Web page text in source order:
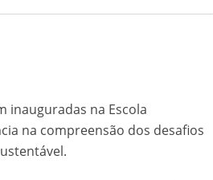
inauguradas na Escola
na compreensão dos desafios